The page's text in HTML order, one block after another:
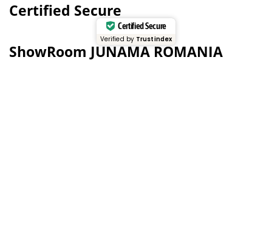
Certified Secure
Certified Secure
Verified by Trustindex
ShowRoom JUNAMA ROMANIA